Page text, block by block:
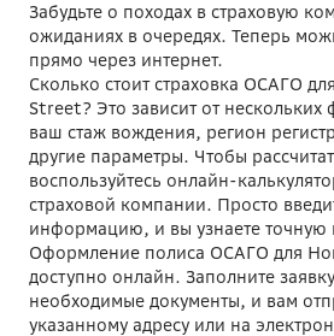
Забудьте о походах в страховую
ожиданиях в очередях. Теперь
прямо через интернет.
Сколько стоит страховка ОСАГО
Street? Это зависит от нескольких
ваш стаж вождения, регион
другие параметры. Чтобы
воспользуйтесь онлайн-
страховой компании. Просто
информацию, и вы узнаете точную
Оформление полиса ОСАГО для
доступно онлайн. Заполните
необходимые документы, и вам
указанному адресу или на